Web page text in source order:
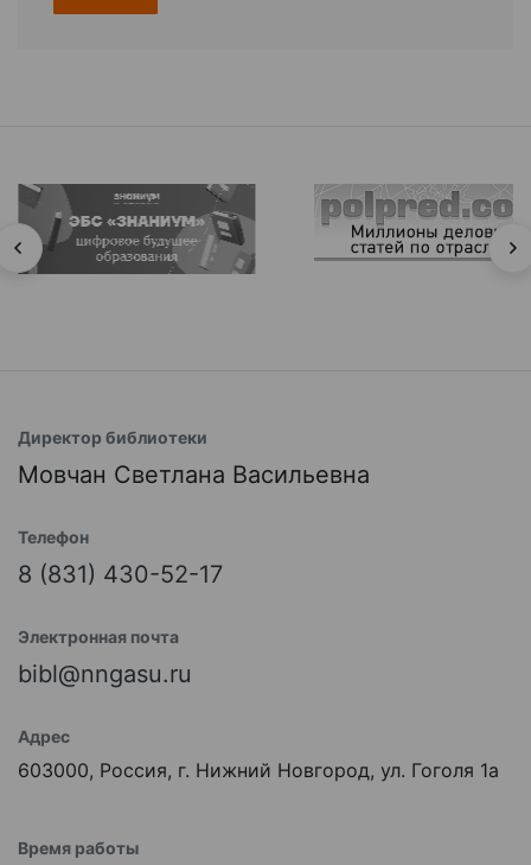
Директор библиотеки
Мовчан Светлана Васильевна
Телефон
8 (831) 430-52-17
Электронная почта
bibl@nngasu.ru
Адрес
603000, Россия, г. Нижний Новгород, ул. Гоголя 1а
Время работы